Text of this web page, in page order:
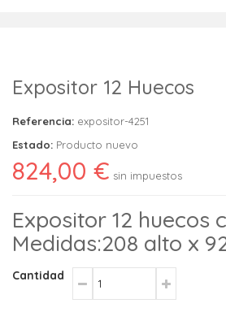
Expositor 12 Huecos
Referencia: expositor-4251
Estado: Producto nuevo
824,00 € sin impuestos
Expositor 12 huecos
Medidas:208 alto x
Cantidad